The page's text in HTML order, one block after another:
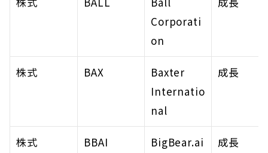
Corporati
on
株式 BAX
Baxter
Internatio
nal
成長
株式 BBAI
BigBear.ai
成長